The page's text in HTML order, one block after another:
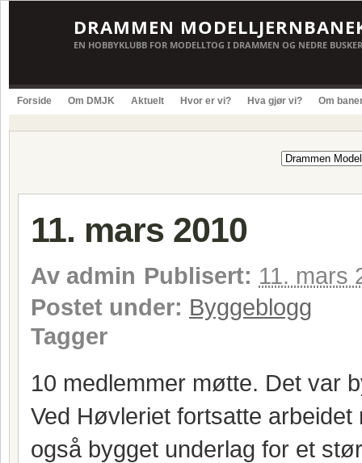
DRAMMEN
EN HOBBYKLUBB FOR MODELLTOG I DRAMMEN OG NEDRE
Forside Om DMJK Aktuelt Hvor er vi? Hva gjør vi? Om
11. mars 2010
Av admin Publisert: 11. mars
Postet under: Byggeblogg
Tagger
10 medlemmer møtte. Det var
Ved Høvleriet fortsatte
også bygget underlag for et